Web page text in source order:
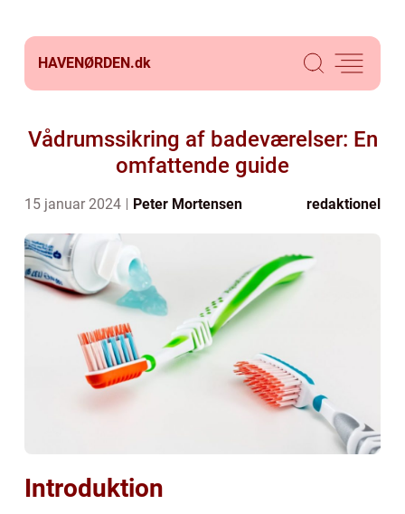
HAVENØRDEN.dk
Vådrumssikring af badeværelser: En
omfattende guide
15 januar 2024 Peter Mortensen redaktionel
Introduktion